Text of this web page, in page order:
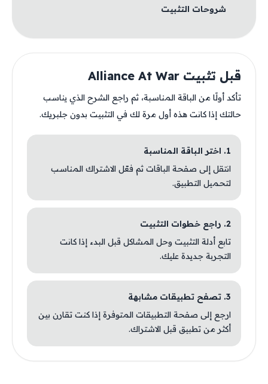
شروحات التثبيت
قبل تثبيت Alliance At War
تأكد أولًا من الباقة المناسبة، ثم راجع الشرح الذي يناسب
حالتك إذا كانت هذه أول مرة لك في التثبيت بدون جلبريك.
1. اختر الباقة المناسبة
انتقل إلى صفحة الباقات ثم فعّل الاشتراك المناسب
لتحميل التطبيق.
2. راجع خطوات التثبيت
تابع أدلة التثبيت وحل المشاكل قبل البدء إذا كانت
التجربة جديدة عليك.
3. تصفح تطبيقات مشابهة
ارجع إلى صفحة التطبيقات المتوفرة إذا كنت تقارن بين
أكثر من تطبيق قبل الاشتراك.